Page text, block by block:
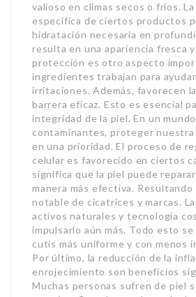
valioso en climas secos o fríos.
específica de ciertos productos
hidratación necesaria en
resulta en una apariencia fresca
protección es otro aspecto
ingredientes trabajan para
irritaciones. Además, favorecen
barrera eficaz. Esto es esencial
integridad de la piel. En un
contaminantes, proteger
en una prioridad. El proceso de
celular es favorecido en ciertos
significa que la piel puede
manera más efectiva.
notable de cicatrices y marcas.
activos naturales y tecnología
impulsarlo aún más. Todo esto
cutis más uniforme y con menos
Por último, la reducción de la
enrojecimiento son beneficios
Muchas personas sufren de piel